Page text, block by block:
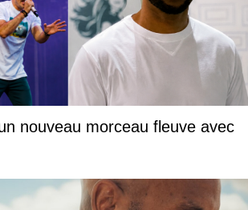
nouveau morceau fleuve avec